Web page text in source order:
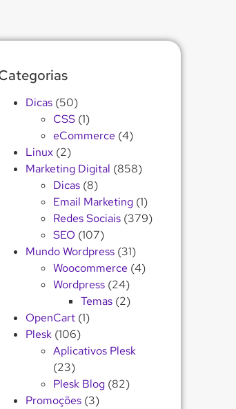
Dicas (50)
CSS (1)
eCommerce (4)
Linux (2)
Marketing Digital (858)
Dicas (8)
Email Marketing (1)
Redes Sociais (379)
SEO (107)
Mundo Wordpress (31)
Woocommerce (4)
Wordpress (24)
Temas (2)
OpenCart (1)
Plesk (106)
Aplicativos Plesk
(23)
Plesk Blog (82)
Promoções (3)